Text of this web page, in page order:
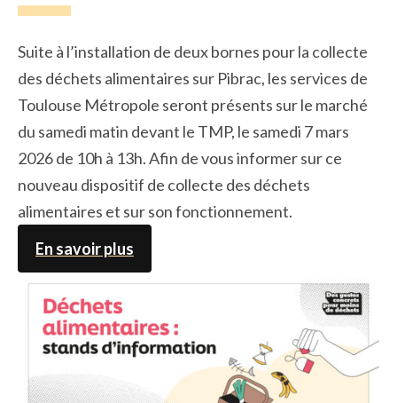
Suite à l’installation de deux bornes pour la collecte
des déchets alimentaires sur Pibrac, les services de
Toulouse Métropole seront présents sur le marché
du samedi matin devant le TMP, le samedi 7 mars
2026 de 10h à 13h. Afin de vous informer sur ce
nouveau dispositif de collecte des déchets
alimentaires et sur son fonctionnement.
En savoir plus